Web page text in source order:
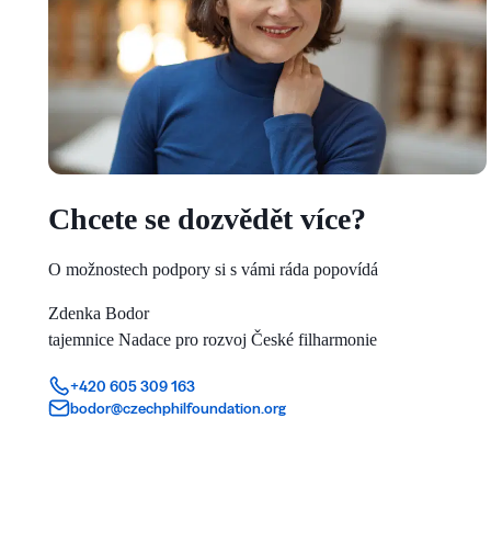
Chcete se dozvědět více?
O možnostech podpory si s vámi ráda popovídá
Zdenka Bodor
tajemnice Nadace pro rozvoj České filharmonie
+420 605 309 163
bodor@czechphilfoundation.org